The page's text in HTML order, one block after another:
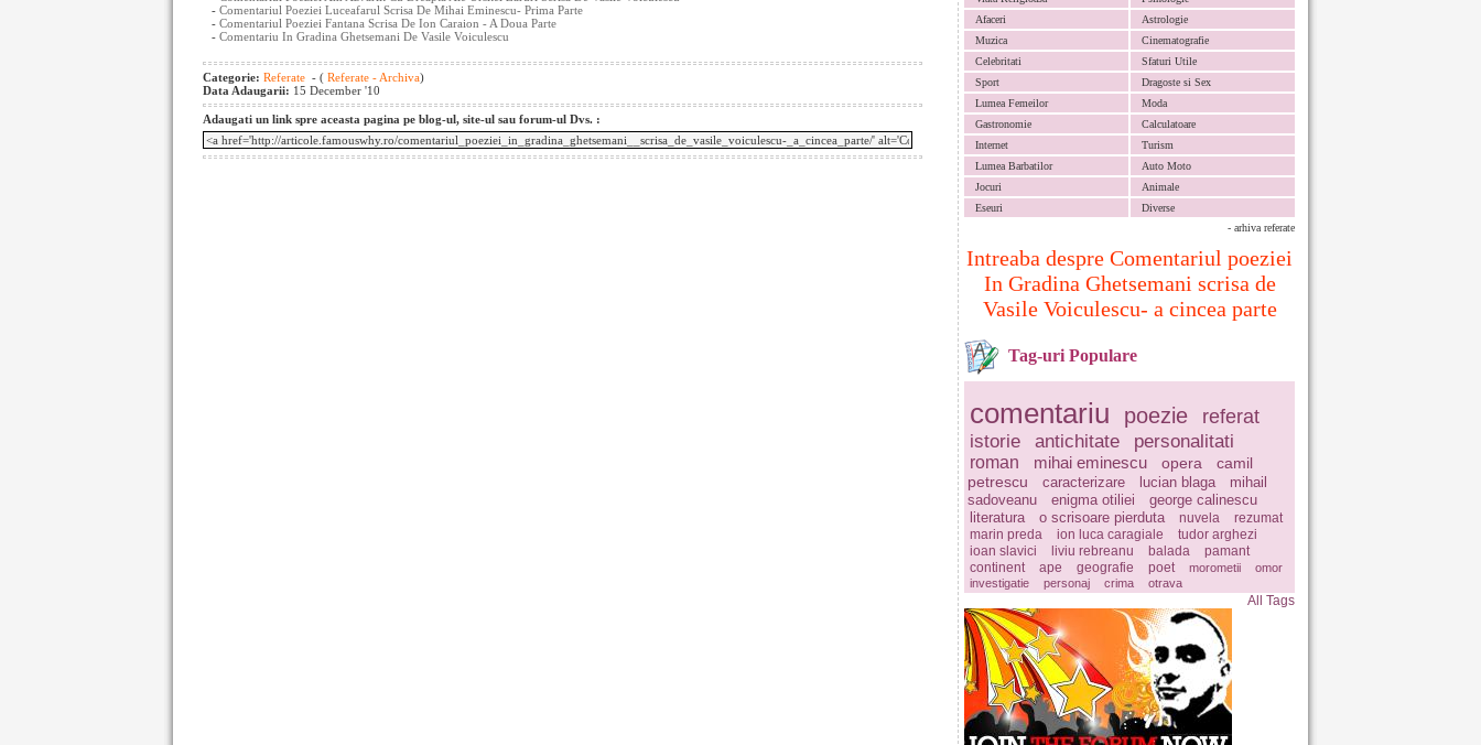
Afaceri
Astrologie
Muzica
Cinematografie
Celebritati
Sfaturi Utile
Sport
Dragoste si Sex
Lumea Femeilor
Moda
Gastronomie
Calculatoare
Internet
Turism
Lumea Barbatilor
Auto Moto
Jocuri
Animale
Eseuri
Diverse
- arhiva referate
Intreaba despre Comentariul poeziei
In Gradina Ghetsemani scrisa de
Vasile Voiculescu- a cincea parte
Tag-uri Populare
comentariu poezie referat
istorie antichitate personalitati
roman mihai eminescu opera
camil
petrescu
caracterizare lucian blaga
mihail
sadoveanu
enigma otiliei
george calinescu
literatura
o scrisoare pierduta nuvela
rezumat
marin preda
ion luca caragiale
tudor arghezi
ioan slavici
liviu rebreanu balada
pamant
continent
ape geografie poet morometii
omor
investigatie
personaj crima otrava
All Tags
- Comentariul Poeziei Luceafarul Scrisa De Mihai Eminescu- Prima Parte
- Comentariul Poeziei Fantana Scrisa De Ion Caraion - A Doua Parte
- Comentariu In Gradina Ghetsemani De Vasile Voiculescu
Categorie: Referate - ( Referate - Archiva)
Data Adaugarii: 15 December '10
Adaugati un link spre aceasta pagina pe blog-ul, site-ul sau forum-ul Dvs. :